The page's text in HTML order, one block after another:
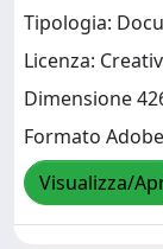
Tipologia:
Licenza:
Dimensione
Formato
Visualizza/